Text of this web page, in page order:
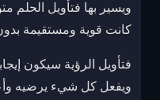
ويسير بها فتأويل
كانت قوية ومستقيمة
فتأويل الرؤية سيكون
ويفعل كل شيء يرضيه